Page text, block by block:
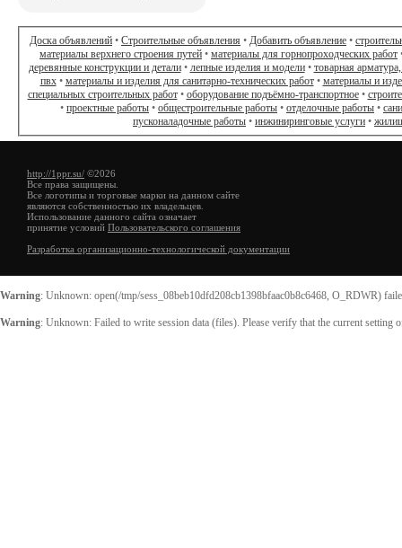
Доска объявлений • Строительные объявления • Добавить объявление •
материалы верхнего строения путей • материалы для горнопроходческих работ
деревянные конструкции и детали• лепные изделия и модели• товарная
пвх• материалы и изделия для санитарно-технических работ• материалы и
специальных строительных работ• оборудование подъёмно-транспортное•
• проектные работы • общестроительные работы • отделочные работы •
пусконаладочные работы • инжиниринговые услуги •
http://1ppr.su/ ©2026
Все права защищены.
Все логотипы и торговые марки на данном сайте
являются собственностью их владельцев.
Использование данного сайта означает
принятие условий Пользовательского соглашения
Разработка организационно-технологической документации
Warning: Unknown: open(/tmp/sess_08beb10dfd208cb1398bfaac0b8c6468, O_RDWR)
Warning: Unknown: Failed to write session data (files). Please verify that the current setting